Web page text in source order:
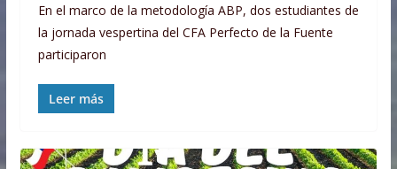
En el marco de la metodología ABP, dos estudiantes de
la jornada vespertina del CFA Perfecto de la Fuente
participaron
Leer más